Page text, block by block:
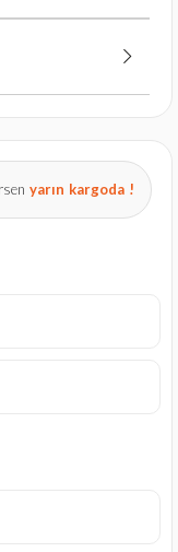
yarın kargoda !